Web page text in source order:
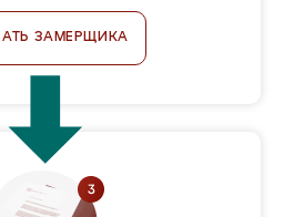
ЗАМЕРЩИКА